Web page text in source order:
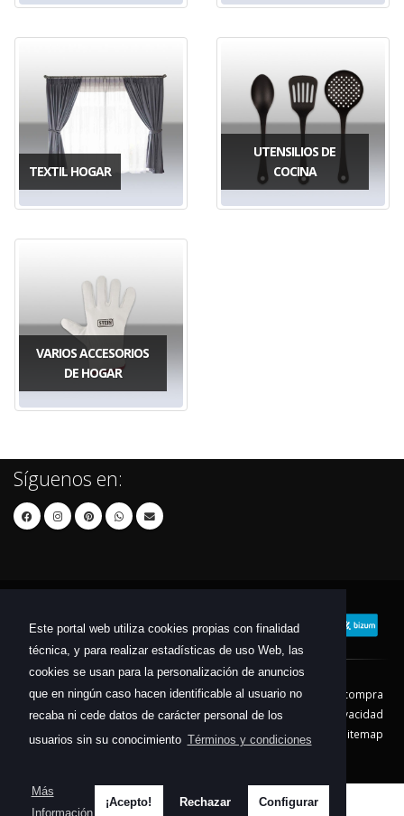
Este portal web utiliza cookies propias con finalidad
técnica, y para realizar estadísticas de uso Web, las
cookies se usan para la personalización de anuncios
que en ningún caso hacen identificable al usuario no
recaba ni cede datos de carácter personal de los
usuarios sin su conocimiento Términos y condiciones
Más
Información
¡Acepto! Rechazar Configurar
TEXTIL HOGAR
UTENSILIOS DE
COCINA
VARIOS ACCESORIOS
DE HOGAR
Síguenos en:
Contacto Aviso Legal
Condiciones de compra
Política de envíos
Política de devolución
Política de Privacidad
Política de Cookies
Sitemap